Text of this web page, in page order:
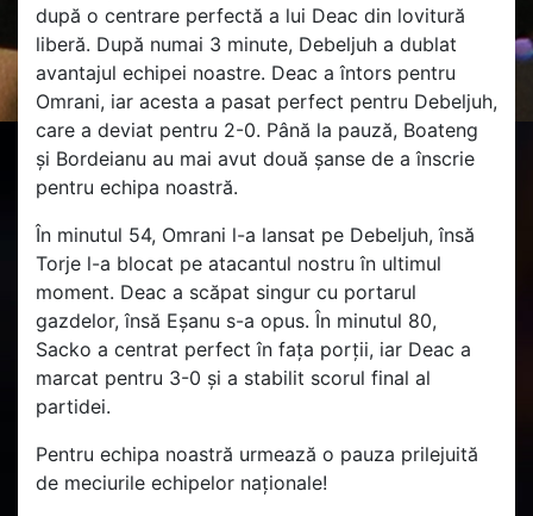
după o centrare perfectă a lui Deac din lovitură
liberă. După numai 3 minute, Debeljuh a dublat
avantajul echipei noastre. Deac a întors pentru
Omrani, iar acesta a pasat perfect pentru Debeljuh,
care a deviat pentru 2-0. Până la pauză, Boateng
și Bordeianu au mai avut două șanse de a înscrie
pentru echipa noastră.
În minutul 54, Omrani l-a lansat pe Debeljuh, însă
Torje l-a blocat pe atacantul nostru în ultimul
moment. Deac a scăpat singur cu portarul
gazdelor, însă Eșanu s-a opus. În minutul 80,
Sacko a centrat perfect în fața porții, iar Deac a
marcat pentru 3-0 și a stabilit scorul final al
partidei.
Pentru echipa noastră urmează o pauza prilejuită
de meciurile echipelor naționale!